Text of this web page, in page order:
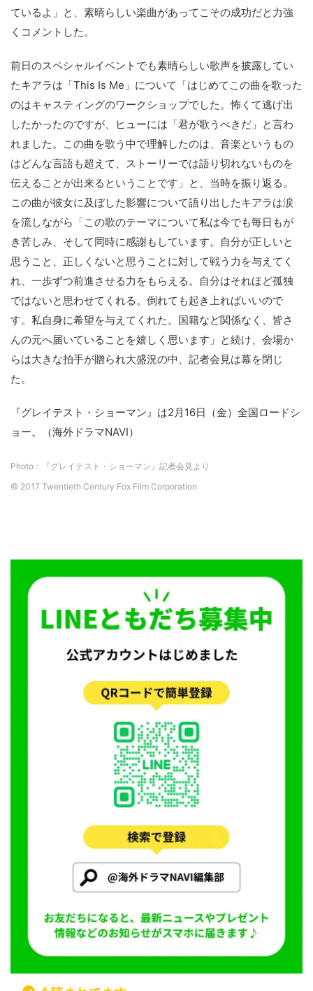
ているよ」と、素晴らしい楽曲があってこその成功だと力強
くコメントした。
前日のスペシャルイベントでも素晴らしい歌声を披露してい
たキアラは「This Is Me」について「はじめてこの曲を歌った
のはキャスティングのワークショップでした。怖くて逃げ出
したかったのですが、ヒューには「君が歌うべきだ」と言わ
れました。この曲を歌う中で理解したのは、音楽というもの
はどんな言語も超えて、ストーリーでは語り切れないものを
伝えることが出来るということです」と、当時を振り返る。
この曲が彼女に及ぼした影響について語り出したキアラは涙
を流しながら「この歌のテーマについて私は今でも毎日もが
き苦しみ、そして同時に感謝もしています。自分が正しいと
思うこと、正しくないと思うことに対して戦う力を与えてく
れ、一歩ずつ前進させる力をもらえる。自分はそれほど孤独
ではないと思わせてくれる。倒れても起き上ればいいので
す。私自身に希望を与えてくれた。国籍など関係なく、皆さ
んの元へ届いていることを嬉しく思います」と続け、会場か
らは大きな拍手が贈られ大盛況の中、記者会見は幕を閉じ
た。
『グレイテスト・ショーマン』は2月16日（金）全国ロードシ
ョー。（海外ドラマNAVI）
Photo：『グレイテスト・ショーマン』記者会見より
© 2017 Twentieth Century Fox Film Corporation